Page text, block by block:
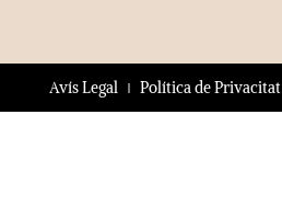
Avís Legal Política de Privacitat